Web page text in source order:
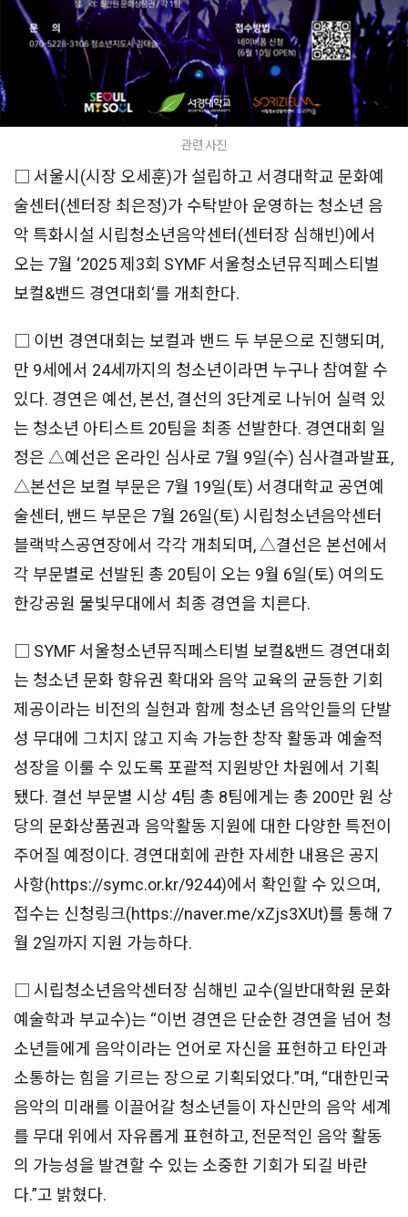
관련 사진
□ 서울시(시장 오세훈)가 설립하고 서경대학교 문화예
술센터(센터장 최은정)가 수탁받아 운영하는 청소년 음
악 특화시설 시립청소년음악센터(센터장 심해빈)에서
오는 7월 ‘2025 제3회 SYMF 서울청소년뮤직페스티벌
보컬&밴드 경연대회‘를 개최한다.
□ 이번 경연대회는 보컬과 밴드 두 부문으로 진행되며,
만 9세에서 24세까지의 청소년이라면 누구나 참여할 수
있다. 경연은 예선, 본선, 결선의 3단계로 나뉘어 실력 있
는 청소년 아티스트 20팀을 최종 선발한다. 경연대회 일
정은 △예선은 온라인 심사로 7월 9일(수) 심사결과발표,
△본선은 보컬 부문은 7월 19일(토) 서경대학교 공연예
술센터, 밴드 부문은 7월 26일(토) 시립청소년음악센터
블랙박스공연장에서 각각 개최되며, △결선은 본선에서
각 부문별로 선발된 총 20팀이 오는 9월 6일(토) 여의도
한강공원 물빛무대에서 최종 경연을 치른다.
□ SYMF 서울청소년뮤직페스티벌 보컬&밴드 경연대회
는 청소년 문화 향유권 확대와 음악 교육의 균등한 기회
제공이라는 비전의 실현과 함께 청소년 음악인들의 단발
성 무대에 그치지 않고 지속 가능한 창작 활동과 예술적
성장을 이룰 수 있도록 포괄적 지원방안 차원에서 기획
됐다. 결선 부문별 시상 4팀 총 8팀에게는 총 200만 원 상
당의 문화상품권과 음악활동 지원에 대한 다양한 특전이
주어질 예정이다. 경연대회에 관한 자세한 내용은 공지
사항(https://symc.or.kr/9244)에서 확인할 수 있으며,
접수는 신청링크(https://naver.me/xZjs3XUt)를 통해 7
월 2일까지 지원 가능하다.
□ 시립청소년음악센터장 심해빈 교수(일반대학원 문화
예술학과 부교수)는 “이번 경연은 단순한 경연을 넘어 청
소년들에게 음악이라는 언어로 자신을 표현하고 타인과
소통하는 힘을 기르는 장으로 기획되었다.”며, “대한민국
음악의 미래를 이끌어갈 청소년들이 자신만의 음악 세계
를 무대 위에서 자유롭게 표현하고, 전문적인 음악 활동
의 가능성을 발견할 수 있는 소중한 기회가 되길 바란
다.”고 밝혔다.